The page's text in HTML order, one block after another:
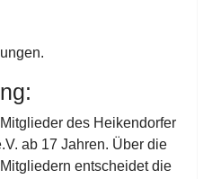
des Heikendorfer
ab 17 Jahren. Über die
entscheidet die